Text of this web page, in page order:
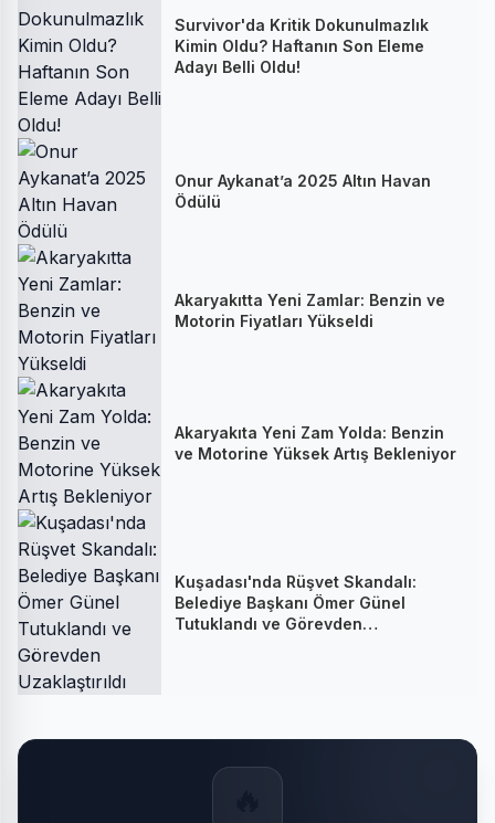
Survivor'da Kritik Dokunulmazlık
Kimin Oldu? Haftanın Son Eleme
Adayı Belli Oldu!
Onur Aykanat’a 2025 Altın Havan
Ödülü
Akaryakıtta Yeni Zamlar: Benzin ve
Motorin Fiyatları Yükseldi
Akaryakıta Yeni Zam Yolda: Benzin
ve Motorine Yüksek Artış Bekleniyor
Kuşadası'nda Rüşvet Skandalı:
Belediye Başkanı Ömer Günel
Tutuklandı ve Görevden